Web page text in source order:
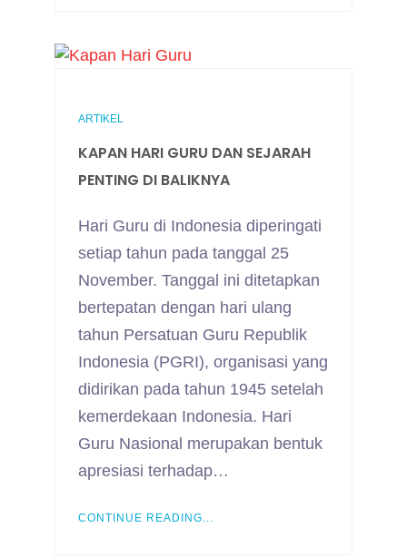
ARTIKEL
KAPAN HARI GURU DAN SEJARAH
PENTING DI BALIKNYA
Hari Guru di Indonesia diperingati
setiap tahun pada tanggal 25
November. Tanggal ini ditetapkan
bertepatan dengan hari ulang
tahun Persatuan Guru Republik
Indonesia (PGRI), organisasi yang
didirikan pada tahun 1945 setelah
kemerdekaan Indonesia. Hari
Guru Nasional merupakan bentuk
apresiasi terhadap…
CONTINUE READING...